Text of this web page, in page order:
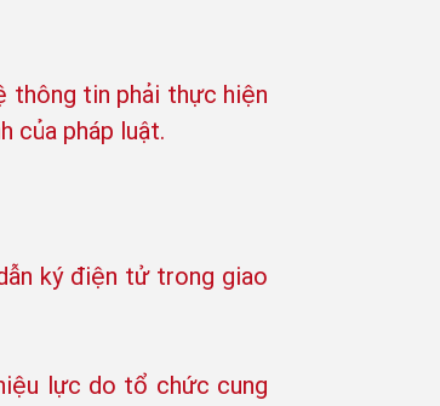
thông tin phải thực hiện
của pháp luật.
ký điện tử trong giao
lực do tổ chức cung